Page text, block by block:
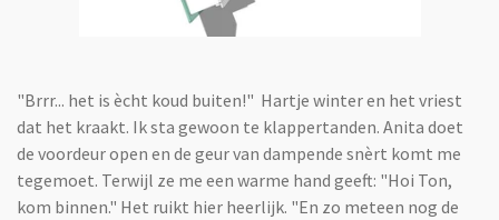
"Brrr... het is ècht koud buiten!" Hartje winter en het vriest
dat het kraakt. Ik sta gewoon te klappertanden. Anita doet
de voordeur open en de geur van dampende snèrt komt me
tegemoet. Terwijl ze me een warme hand geeft: "Hoi Ton,
kom binnen." Het ruikt hier heerlijk. "En zo meteen nog de